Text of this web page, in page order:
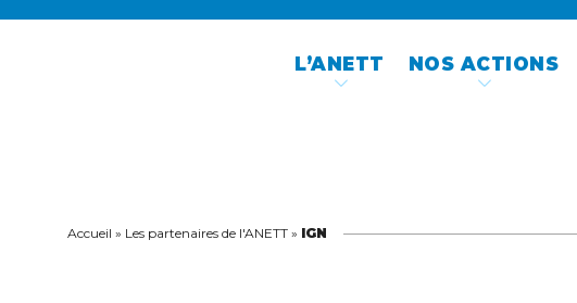
L’ANETT NOS ACTIONS
Accueil » Les partenaires de l'ANETT » IGN